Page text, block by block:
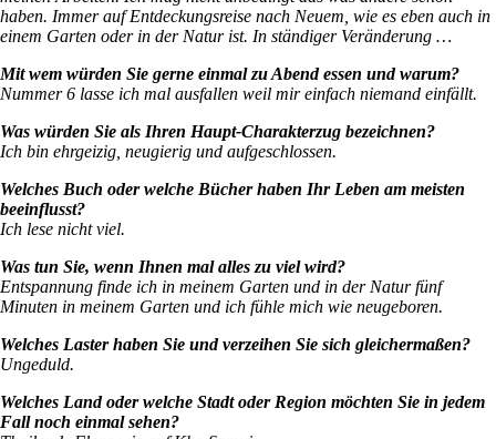
haben. Immer auf Entdeckungsreise nach Neuem, wie es eben auch in
einem Garten oder in der Natur ist. In ständiger Veränderung …
Mit wem würden Sie gerne einmal zu Abend essen und warum?
Nummer 6 lasse ich mal ausfallen weil mir einfach niemand einfällt.
Was würden Sie als Ihren Haupt-Charakterzug bezeichnen?
Ich bin ehrgeizig, neugierig und aufgeschlossen.
Welches Buch oder welche Bücher haben Ihr Leben am meisten
beeinflusst?
Ich lese nicht viel.
Was tun Sie, wenn Ihnen mal alles zu viel wird?
Entspannung finde ich in meinem Garten und in der Natur fünf
Minuten in meinem Garten und ich fühle mich wie neugeboren.
Welches Laster haben Sie und verzeihen Sie sich gleichermaßen?
Ungeduld.
Welches Land oder welche Stadt oder Region möchten Sie in jedem
Fall noch einmal sehen?